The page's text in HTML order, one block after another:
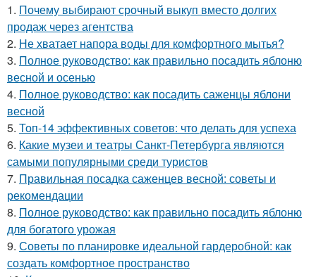
1. Почему выбирают срочный выкуп вместо долгих
продаж через агентства
2. Не хватает напора воды для комфортного мытья?
3. Полное руководство: как правильно посадить яблоню
весной и осенью
4. Полное руководство: как посадить саженцы яблони
весной
5. Топ-14 эффективных советов: что делать для успеха
6. Какие музеи и театры Санкт-Петербурга являются
самыми популярными среди туристов
7. Правильная посадка саженцев весной: советы и
рекомендации
8. Полное руководство: как правильно посадить яблоню
для богатого урожая
9. Советы по планировке идеальной гардеробной: как
создать комфортное пространство